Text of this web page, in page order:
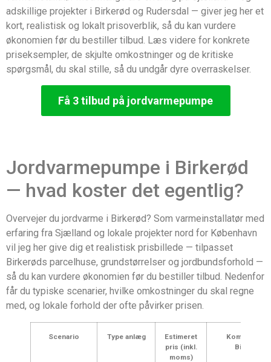
adskillige projekter i Birkerød og Rudersdal — giver jeg her et
kort, realistisk og lokalt prisoverblik, så du kan vurdere
økonomien før du bestiller tilbud. Læs videre for konkrete
priseksempler, de skjulte omkostninger og de kritiske
spørgsmål, du skal stille, så du undgår dyre overraskelser.
Få 3 tilbud på jordvarmepumpe
Jordvarmepumpe i Birkerød
— hvad koster det egentlig?
Overvejer du jordvarme i Birkerød? Som varmeinstallatør med
erfaring fra Sjælland og lokale projekter nord for København
vil jeg her give dig et realistisk prisbillede — tilpasset
Birkerøds parcelhuse, grundstørrelser og jordbundsforhold —
så du kan vurdere økonomien før du bestiller tilbud. Nedenfor
får du typiske scenarier, hvilke omkostninger du skal regne
med, og lokale forhold der ofte påvirker prisen.
Scenario Type anlæg
Estimeret
pris (inkl.
moms)
Kommentar
Birkerød